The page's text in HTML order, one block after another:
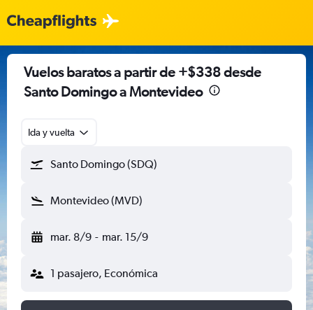
Vuelos baratos a partir de +$338 desde
Santo Domingo a Montevideo
Ida y vuelta
Santo Domingo (SDQ)
Montevideo (MVD)
mar. 8/9 - mar. 15/9
1 pasajero, Económica